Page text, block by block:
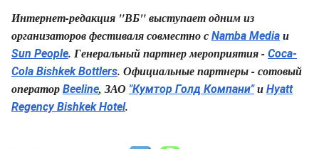
Интернет-редакция "ВБ" выступает одним из
организаторов фестиваля совместно с Namba Media и
Sun People. Генеральный партнер мероприятия - Coca-
Cola Bishkek Bottlers. Официальные партнеры - сотовый
оператор Beeline, ЗАО "Кумтор Голд Компани"и Hyatt
Regency Bishkek Hotel.